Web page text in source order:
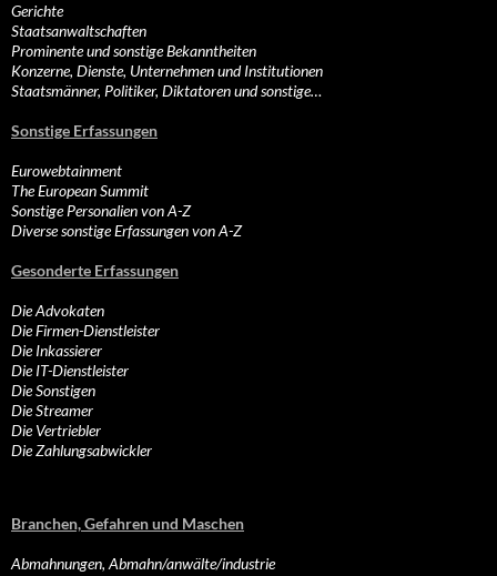
Gerichte
Staatsanwaltschaften
Prominente und sonstige Bekanntheiten
Konzerne, Dienste, Unternehmen und Institutionen
Staatsmänner, Politiker, Diktatoren und sonstige…
Sonstige Erfassungen
Eurowebtainment
The European Summit
Sonstige Personalien von A-Z
Diverse sonstige Erfassungen von A-Z
Gesonderte Erfassungen
Die Advokaten
Die Firmen-Dienstleister
Die Inkassierer
Die IT-Dienstleister
Die Sonstigen
Die Streamer
Die Vertriebler
Die Zahlungsabwickler
Branchen, Gefahren und Maschen
Abmahnungen, Abmahn/anwälte/industrie